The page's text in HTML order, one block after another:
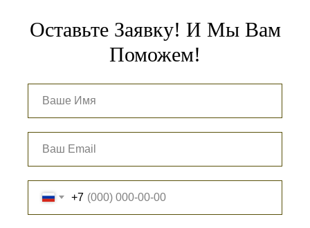
Оставьте Заявку! И Мы Вам
Поможем!
+7